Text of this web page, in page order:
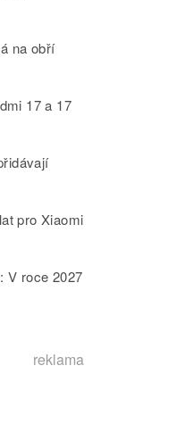
na obří
17 a 17
pro Xiaomi
V roce 2027
reklama